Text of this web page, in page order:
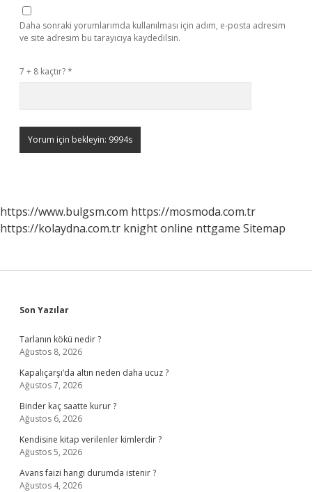
Daha sonraki yorumlarımda kullanılması için adım, e-posta adresim
ve site adresim bu tarayıcıya kaydedilsin.
7 + 8 kaçtır?*
https://www.bulgsm.com https://mosmoda.com.tr
https://kolaydna.com.tr knight online nttgame Sitemap
Sidebar
Son Yazılar
Tarlanın kökü nedir ?
Ağustos 8, 2026
Kapalıçarşı’da altın neden daha ucuz ?
Ağustos 7, 2026
Binder kaç saatte kurur ?
Ağustos 6, 2026
Kendisine kitap verilenler kimlerdir ?
Ağustos 5, 2026
Avans faizi hangi durumda istenir ?
Ağustos 4, 2026